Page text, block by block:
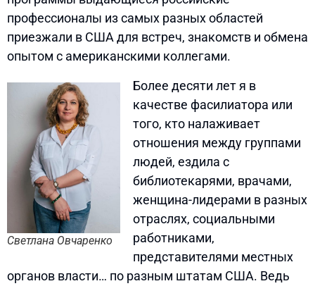
профессионалы из самых разных областей
приезжали в США для встреч, знакомств и обмена
опытом с американскими коллегами.
Светлана Овчаренко
Более десяти лет я в
качестве фасилиатора или
того, кто налаживает
отношения между группами
людей, ездила с
библиотекарями, врачами,
женщина-лидерами в разных
отраслях, социальными
работниками,
представителями местных
органов власти… по разным штатам США. Ведь